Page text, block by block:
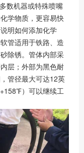
数机器或特殊喷嘴
学物质，更容易快
明如何添加化学
管适用于铁路、造
除锈。管体内部采
层；外部为黑色耐
管径最大可达12英
）可以继续工